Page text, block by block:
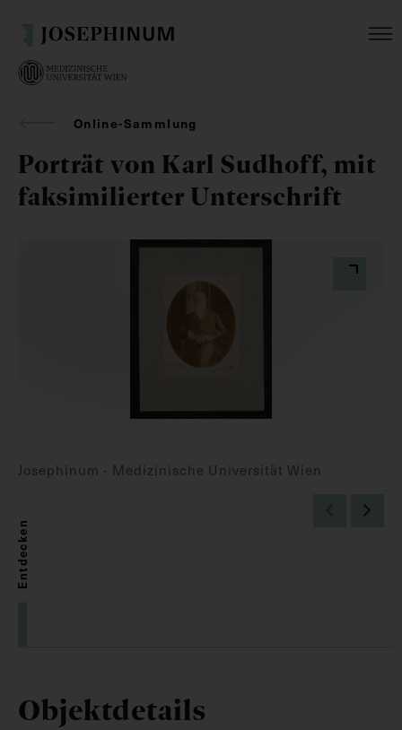
Online-Sammlung
Porträt von Karl Sudhoff, mit
faksimilierter Unterschrift
Josephinum - Medizinische Universität Wien
Entdecken
Objektdetails